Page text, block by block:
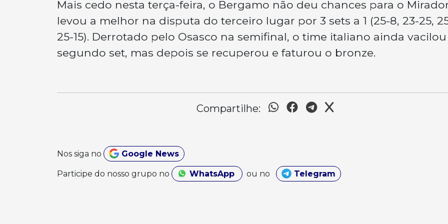
Mais cedo nesta terça-feira, o Bergamo não deu chances para o
levou a melhor na disputa do terceiro lugar por 3 sets a 1 (25-8, 23-25,
25-15). Derrotado pelo Osasco na semifinal, o time italiano ainda
segundo set, mas depois se recuperou e faturou o bronze.
Compartilhe:
Nos siga no Google News
Participe do nosso grupo no WhatsApp ou no Telegram